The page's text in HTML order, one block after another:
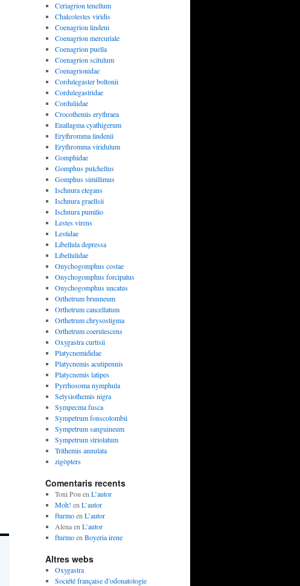
Ceriagrion tenellum
Chalcolestes viridis
Coenagrion lindeni
Coenagrion mercuriale
Coenagrion puella
Coenagrion scitulum
Coenagrionidae
Cordulegaster boltonii
Cordulegastridae
Corduliidae
Crocothemis erythraea
Enallagma cyathigerum
Erythromma lindenii
Erythromma viridulum
Gomphidae
Gomphus pulchellus
Gomphus simillimus
Ischnura elegans
Ischnura graellsii
Ischnura pumilio
Lestes virens
Lestidae
Libellula depressa
Libellulidae
Onychogomphus costae
Onychogomphus forcipatus
Onychogomphus uncatus
Orthetrum brunneum
Orthetrum cancellatum
Orthetrum chrysostigma
Orthetrum coerulescens
Oxygastra curtisii
Platycnemididae
Platycnemis acutipennis
Platycnemis latipes
Pyrrhosoma nymphula
Selysiothemis nigra
Sympecma fusca
Sympetrum fonscolombii
Sympetrum sanguineum
Sympetrum striolatum
Trithemis annulata
zigòpters
Comentaris recents
Toni Pou en L’autor
Moh! en L’autor
fturmoen L’autor
Alenaen L’autor
fturmoen Boyeria irene
Altres webs
Oxygastra
Société française d’odonatologie